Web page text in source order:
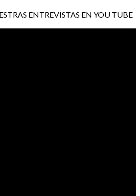
ENTREVISTAS EN YOU TUBE